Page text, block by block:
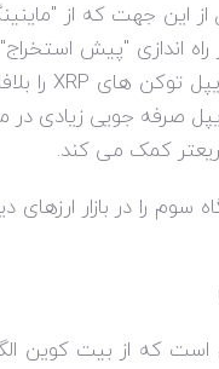
از این جهت که از
راه اندازی "پیش
توکن های XRP را
صرفه جویی زیادی
کمک می کند.
سوم را در بازار
است که از بیت کوین